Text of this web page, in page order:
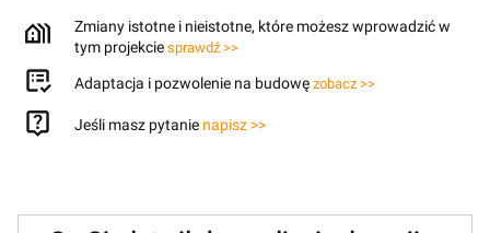
Zmiany istotne i nieistotne, które możesz wprowadzić w
tym projekcie sprawdź >>
Adaptacja i pozwolenie na budowę zobacz >>
Jeśli masz pytanie napisz >>